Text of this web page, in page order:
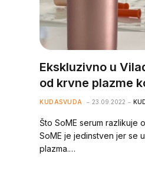
Ekskluzivno u
od krvne plazme
KUDASVUDA 23.09.2022
Što SoME serum razlikuje
SoME je jedinstven jer se
plazma.…